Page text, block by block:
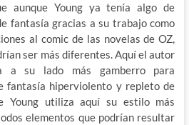
aunque Young ya tenía algo de
fantasía gracias a su trabajo como
al comic de las novelas de OZ,
ser más diferentes. Aquí el autor
a su lado más gamberro para
fantasía hiperviolento y repleto de
Young utiliza aquí su estilo más
elementos que podrían resultar